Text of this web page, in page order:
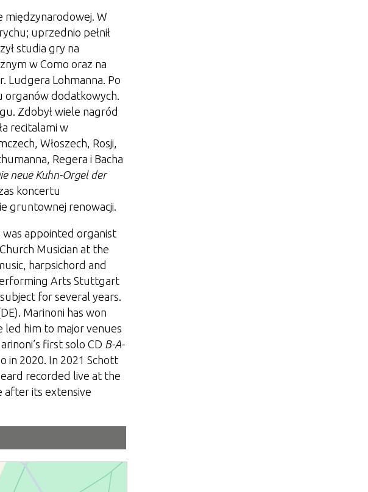
międzynarodowej. W
uprzednio pełnił
studia gry na
w Como oraz na
Ludgera Lohmanna. Po
organów dodatkowych.
Zdobył wiele nagród
recitalami w
Włoszech, Rosji,
Regera i Bacha
neue Kuhn-Orgel der
koncertu
gruntownej renowacji.
was appointed organist
Musician at the
harpsichord and
Arts Stuttgart
for several years.
Marinoni has won
led him to major venues
first solo CD B-A-
in 2020. In 2021 Schott
recorded live at the
after its extensive